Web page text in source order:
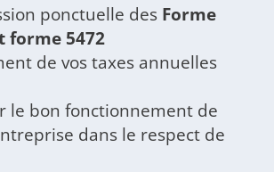
ponctuelle des Forme
forme 5472
de vos taxes annuelles
le bon fonctionnement de
dans le respect de